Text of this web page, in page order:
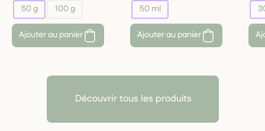
50 g 100 g
Ajouter au panier
50 ml
Ajouter au panier
Découvrir tous les produits